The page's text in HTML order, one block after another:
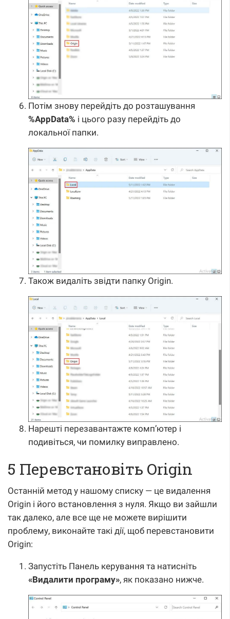
Потім знову перейдіть до розташування
%AppData% і цього разу перейдіть до
локальної папки.
Також видаліть звідти папку Origin.
Нарешті перезавантажте комп’ютер і
подивіться, чи помилку виправлено.
5 Перевстановіть Origin
Останній метод у нашому списку — це видалення
Origin і його встановлення з нуля. Якщо ви зайшли
так далеко, але все ще не можете вирішити
проблему, виконайте такі дії, щоб перевстановити
Origin:
Запустіть Панель керування та натисніть
«Видалити програму», як показано нижче.